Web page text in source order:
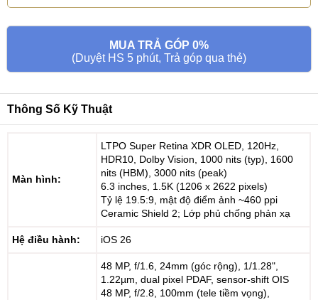
MUA TRẢ GÓP 0%
(Duyệt HS 5 phút, Trả góp qua thẻ)
Thông Số Kỹ Thuật
Màn hình:
LTPO Super Retina XDR OLED, 120Hz,
HDR10, Dolby Vision, 1000 nits (typ), 1600
nits (HBM), 3000 nits (peak)
6.3 inches, 1.5K (1206 x 2622 pixels)
Tỷ lệ 19.5:9, mật độ điểm ảnh ~460 ppi
Ceramic Shield 2; Lớp phủ chống phản xạ
Hệ điều hành: iOS 26
48 MP, f/1.6, 24mm (góc rộng), 1/1.28",
1.22µm, dual pixel PDAF, sensor-shift OIS
48 MP, f/2.8, 100mm (tele tiềm vọng),